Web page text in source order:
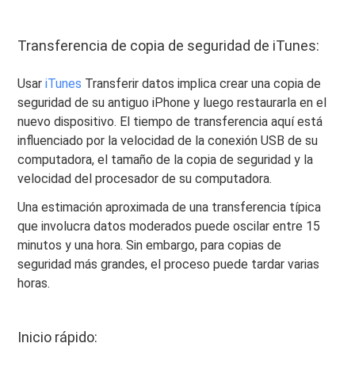
Transferencia de copia de seguridad de iTunes:
UsariTunes Transferir datos implica crear una copia de
seguridad de su antiguo iPhone y luego restaurarla en el
nuevo dispositivo. El tiempo de transferencia aquí está
influenciado por la velocidad de la conexión USB de su
computadora, el tamaño de la copia de seguridad y la
velocidad del procesador de su computadora.
Una estimación aproximada de una transferencia típica
que involucra datos moderados puede oscilar entre 15
minutos y una hora. Sin embargo, para copias de
seguridad más grandes, el proceso puede tardar varias
horas.
Inicio rápido: